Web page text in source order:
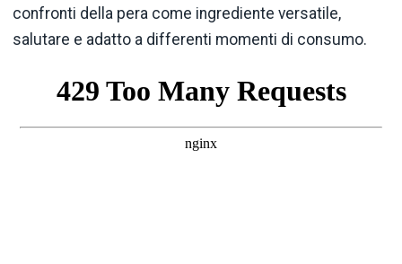
confronti della pera come ingrediente versatile,
salutare e adatto a differenti momenti di consumo.